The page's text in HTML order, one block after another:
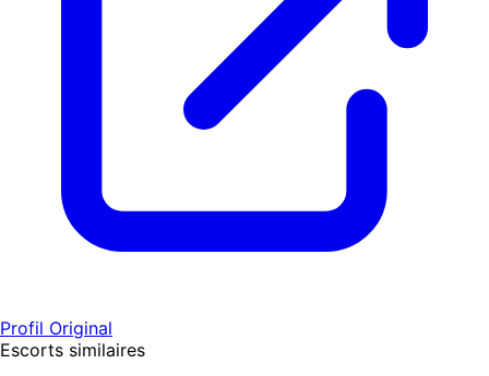
Profil Original
Escorts similaires